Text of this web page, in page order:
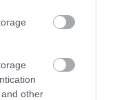
other